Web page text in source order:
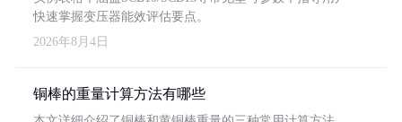
快速掌握变压器能效评估要点。
2026年8月4日
铜棒的重量计算方法有哪些